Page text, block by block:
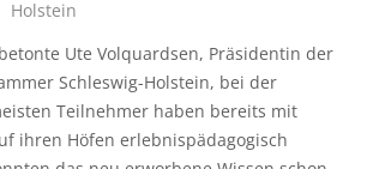
Tietgen Stiftung
Holstein
Ute Volquardsen, Präsidentin der
Schleswig-Holstein, bei der
Teilnehmer haben bereits mit
ihren Höfen erlebnispädagogisch